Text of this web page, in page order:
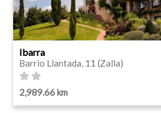
Ibarra
Barrio Llantada, 11 (Zalla)
2,989.66 km